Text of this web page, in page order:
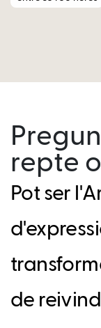
repte
Pot ser
de